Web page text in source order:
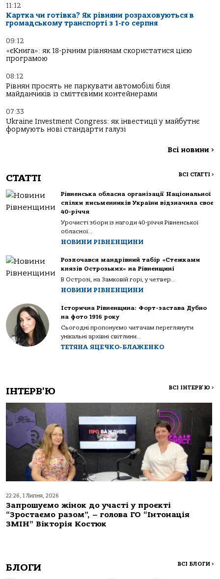
11:12
Картка чи готівка? Як рівняни розраховуються в
громадському транспорті з 1-го серпня
09:12
«єКнига»: як 18-річним рівнянам скористатися цією
програмою
08:12
Рівнян просять не паркувати автомобілі біля
майданчиків із сміттєвими контейнерами
07:33
Ukraine Investment Congress: як інвестиції у майбутнє
формують нові стандарти галузі
Всі новини >
СТАТТІ ВСІ СТАТТІ >
Рівненська обласна організації Національної
спілки письменників України відзначила своє
40-річчя
Урочисті збори із нагоди 40-річчя Рівненської
обласної...
НОВИНИ РІВНЕНЩИНИ
Розпочався мандрівний табір «Стежками
князів Острозьких» на Рівненщині
В Острозі, на Замковій горі, у четвер...
НОВИНИ РІВНЕНЩИНИ
Історична Рівненщина: Форт-застава Дубно
на фото 1916 року
Сьогодні пропонуємо читачам переглянути
унікальні архівні світлини...
ТЕТЯНА ЯЦЕЧКО-БЛАЖЕНКО
ІНТЕРВ'Ю ВСІ ІНТЕРВ'Ю >
22:26, 1 Липня, 2026
Запрошуємо жінок до участі у проєкті
“Зростаємо разом”, – голова ГО “Інтонація
ЗМІН” Вікторія Костюк
БЛОГИ ВСІ БЛОГИ >